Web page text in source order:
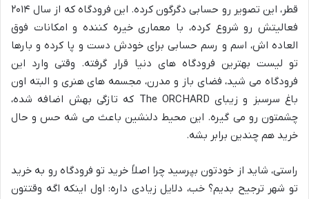
قطر، این تصویر رو حسابی دگرگون کرده. این فرودگاه که از سال ۲۰۱۴
فعالیتش رو شروع کرده، با معماری خیره کننده و امکانات فوق
العاده اش، اسم و رسم حسابی برای خودش دست و پا کرده و بارها
تو لیست بهترین فرودگاه های دنیا قرار گرفته. وقتی وارد این
فرودگاه می شید، فضای باز و مدرن، مجسمه های هنری و البته اون
باغ سرسبز و زیبای The ORCHARD که تازگی بهش اضافه شده،
چشمتون رو می گیره. این محیط دلنشین باعث می شه حس و حال
خرید هم چندین برابر بشه.
راستی، شاید از خودتون بپرسید چرا اصلاً خرید تو فرودگاه رو به خرید
تو شهر ترجیح بدیم؟ خب، دلایل زیادی داره: اول اینکه اگه وقتتون